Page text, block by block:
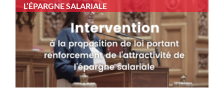
L’ÉPARGNE SALARIALE